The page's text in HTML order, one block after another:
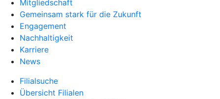
Mitgliedschaft
Gemeinsam stark für die Zukunft
Engagement
Nachhaltigkeit
Karriere
News
Filialsuche
Übersicht Filialen